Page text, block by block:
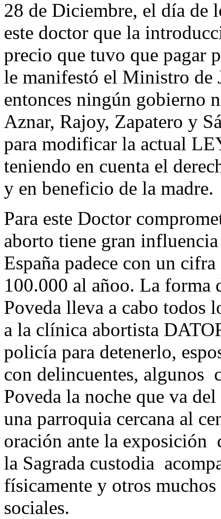
28 de Diciembre, el día de
este doctor que la
precio que tuvo que pagar
le manifestó el Ministro de
entonces ningún gobierno
Aznar, Rajoy, Zapatero y
para modificar la actual
teniendo en cuenta el
y en beneficio de la madre.
Para este Doctor
aborto tiene gran
España padece con un
100.000 al añoo. La forma
Poveda lleva a cabo todos
a la clínica abortista
policía para detenerlo,
con delincuentes, algunos
Poveda la noche que va
una parroquia cercana al
oración ante la exposición
la Sagrada custodia
físicamente y otros
sociales.